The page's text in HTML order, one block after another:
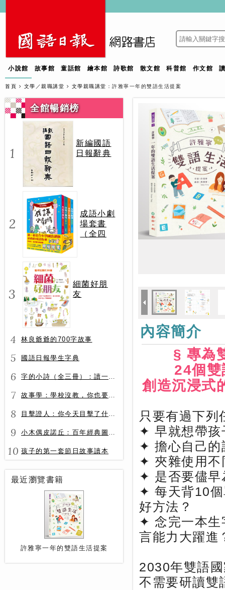
小說館 故事館 童話館 繪本館 詩歌館 散文館 科普館 作文館
首頁 文學／親職講堂 文學親職講堂 ：許雅寧一年的雙語生活提案
全館暢銷榜
1
新編國語
日報辭典
2
成語小劇
場套書
（全四
3
細菌好朋
友
4 林良爺爺的700字故事
5 國語日報學生字典
6 字的小詩（全三冊）：讀一首詩，交一個字朋友（字字小宇宙+字字看心情+字字有意思）
7 故事學：學校沒教，你也要會的表達力
8 目擊證人：你今天目擊了什麼？
9 小木偶皮諾丘：百年經典圖文全譯版
10 孩子的第一套節日故事讀本
最近瀏覽書籍
許雅寧一年的雙語生活提案
內容簡介
§ 專為
24個
創造沉浸式
只要有過下
✦ 早就想帶孩
✦ 擔心自己的
✦ 夾雜使用不
✦ 是否要儘早
✦ 每天背10個
好方法？
✦ 念完一本生
言能力大躍進
2030年雙語
不需要研讀雙